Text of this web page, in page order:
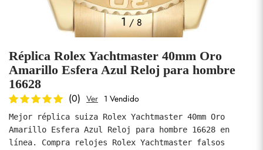
1/8
Réplica Rolex Yachtmaster 40mm Oro
Amarillo Esfera Azul Reloj para hombre
16628
(0) Ver 1 Vendido
Mejor réplica suiza Rolex Yachtmaster 40mm Oro
Amarillo Esfera Azul Reloj para hombre 16628 en
línea. Compra relojes Rolex Yachtmaster falsos
enviar